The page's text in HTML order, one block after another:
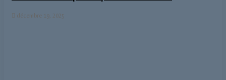
décembre 19, 2025